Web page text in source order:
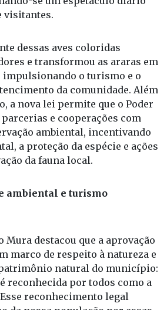
seus ninhos nas árvores do
se um espetáculo diário
dessas aves coloridas
e transformou as araras em
impulsionando o turismo e o
da comunidade. Além
a nova lei permite que o Poder
e cooperações com
ambiental, incentivando
a proteção da espécie e ações
ambiental e turismo
Mura destacou que a aprovação
marco de respeito à natureza e
natural do município:
reconhecida por todos como a